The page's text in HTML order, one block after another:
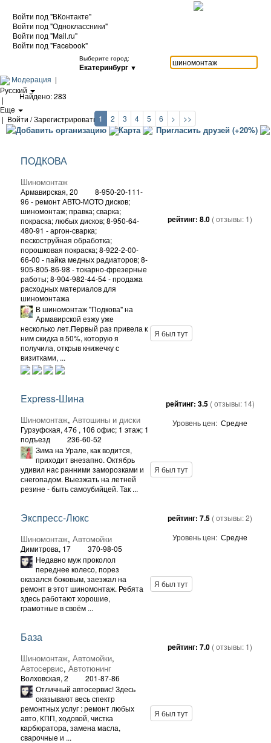
Войти под "ВКонтакте"
Войти под "Одноклассники"
Войти под "Mail.ru"
Войти под "Facebook"
Выберите город:
Екатеринбург ▼
Модерация |
Русский
|
Еще
| Войти / Зарегистрироваться
Добавить организацию Карта Пригласить друзей (+20%)
Найдено: 283
1 2 3 4 5 6 > >>
ПОДКОВА
Шиномонтаж
Армавирская, 20
8-950-20-111-
96 - ремонт АВТО-МОТО дисков;
шиномонтаж; правка; сварка;
покраска; любых дисков; 8-950-64-
480-91 - аргон-сварка;
пескоструйная обработка;
порошковая покраска; 8-922-2-00-
66-00 - пайка медных радиаторов; 8-
905-805-86-98 - токарно-фрезерные
работы; 8-904-982-44-54 - продажа
расходных материалов для
шиномонтажа
рейтинг: 8.0 ( отзывы: 1)
В шиномонтаж "Подкова" на
Армавирской езжу уже
несколько лет.Первый раз привела к
ним скидка в 50%, которую я
получила, открыв книжечку с
визитками, ...
Я был тут
Express-Шина
Шиномонтаж, Автошины и диски
Гурзуфская, 47б , 106 офис; 1 этаж; 1
подъезд
236-60-52
рейтинг: 3.5 ( отзывы: 14)
Уровень цен: Средне
Зима на Урале, как водится,
приходит внезапно. Октябрь
удивил нас ранними заморозками и
снегопадом. Выезжать на летней
резине - быть самоубийцей. Так ...
Я был тут
Экспресс-Люкс
Шиномонтаж, Автомойки
Димитрова, 17 370-98-05
рейтинг: 7.5 ( отзывы:2)
Уровень цен: Средне
Недавно муж проколол
переднее колесо, порез
оказался боковым, заезжал на
ремонт в этот шиномонтаж. Ребята
здесь работают хорошие,
грамотные в своём ...
Я был тут
База
Шиномонтаж, Автомойки,
Автосервис, Автотюнинг
Волховская, 2 201-87-86
рейтинг: 7.0 ( отзывы: 1)
Отличный автосервис! Здесь
оказывают весь спектр
ремонтных услуг : ремонт любых
авто, КПП, ходовой, чистка
карбюратора, замена масла,
сварочные и ...
Я был тут